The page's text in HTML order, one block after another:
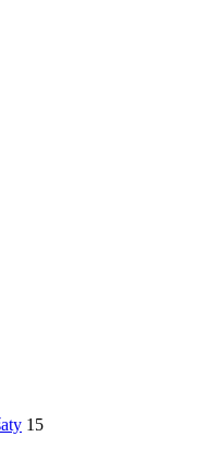
15